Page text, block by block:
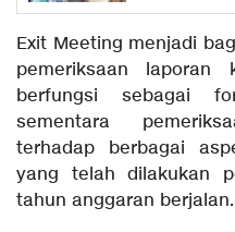
Exit Meeting menjadi
pemeriksaan laporan
berfungsi sebagai
sementara
terhadap berbagai
yang telah dilakukan
tahun anggaran berjalan.